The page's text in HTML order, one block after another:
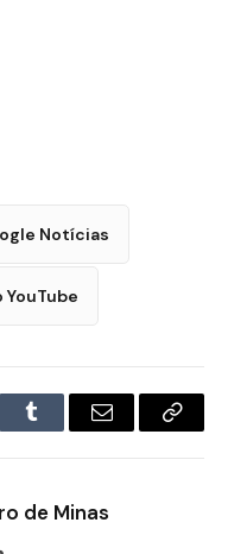
Notícias
YouTube
Tumblr E-
Copiar
de Minas